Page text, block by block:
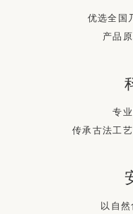
优选全国
产品
专
传承古法工
以自